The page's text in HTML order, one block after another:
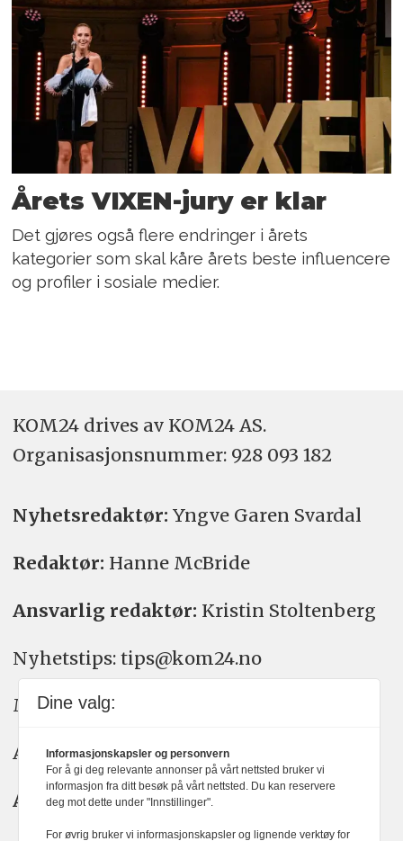
Årets VIXEN-jury er klar
Det gjøres også flere endringer i årets
kategorier som skal kåre årets beste influencere
og profiler i sosiale medier.
KOM24 drives av KOM24 AS.
Organisasjons­nummer: 928 093 182
Nyhetsredaktør: Yngve Garen Svardal
Redaktør: Hanne McBride
Ansvarlig redaktør: Kristin Stoltenberg
Nyhetstips: tips@kom24.no
Meninger: meninger@kom24.no
Annonse: annonse@watchmedia.no
Abonnement:kom24@watchmedia.no
Dine valg:
Informasjonskapsler og personvern
For å gi deg relevante annonser på vårt nettsted bruker vi
informasjon fra ditt besøk på vårt nettsted. Du kan reservere
deg mot dette under "Innstillinger".
For øvrig bruker vi informasjonskapsler og lignende verktøy for